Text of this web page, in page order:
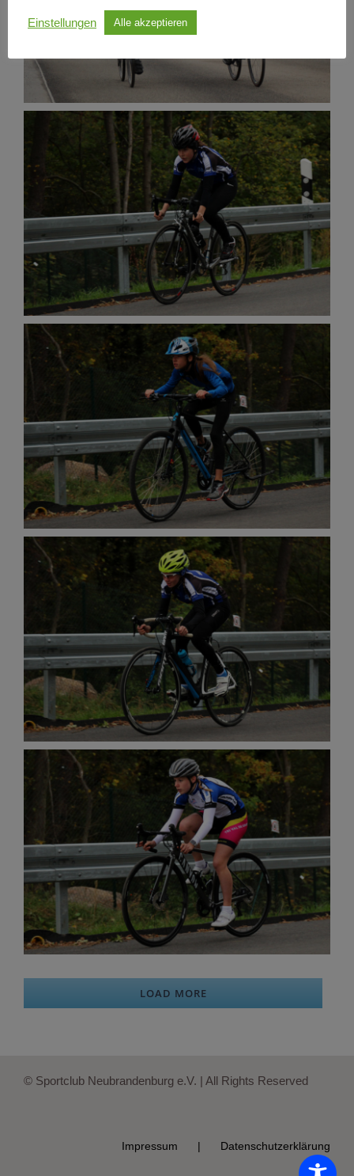
LOAD MORE
© Sportclub Neubrandenburg e.V. | All Rights Reserved
Impressum Datenschutzerklärung
Einstellungen Alle akzeptieren